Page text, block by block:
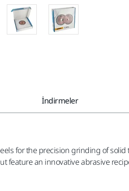
İndirmeler
for the precision grinding of
feature an innovative abrasive